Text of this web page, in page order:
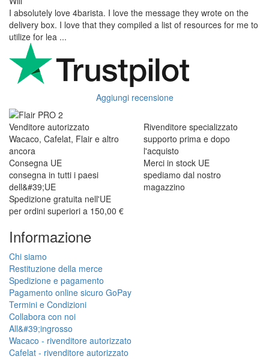
I absolutely love 4barista. I love the message they wrote on the
delivery box. I love that they compiled a list of resources for me to
utilize for lea ...
Aggiungi recensione
Venditore autorizzato
Wacaco, Cafelat, Flair e altro
ancora
Rivenditore specializzato
supporto prima e dopo
l'acquisto
Consegna UE
consegna in tutti i paesi
dell&#39;UE
Merci in stock UE
spediamo dal nostro
magazzino
Spedizione gratuita nell'UE
per ordini superiori a 150,00 €
Informazione
Chi siamo
Restituzione della merce
Spedizione e pagamento
Pagamento online sicuro GoPay
Termini e Condizioni
Collabora con noi
All&#39;ingrosso
Wacaco - rivenditore autorizzato
Cafelat - rivenditore autorizzato